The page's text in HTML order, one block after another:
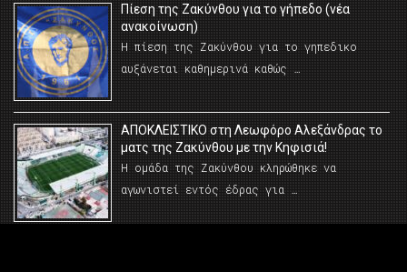
Πίεση της Ζακύνθου για το γήπεδο (νέα
ανακοίνωση)
Η πίεση της Ζακύνθου για το γηπεδικο
αυξάνεται καθημερινά καθώς …
AΠΟΚΛΕΙΣΤΙΚΟ στη Λεωφόρο Αλεξάνδρας το
ματς της Ζακύνθου με την Κηφισιά!
Η ομάδα της Ζακύνθου κληρώθηκε να
αγωνιστεί εντός έδρας για …